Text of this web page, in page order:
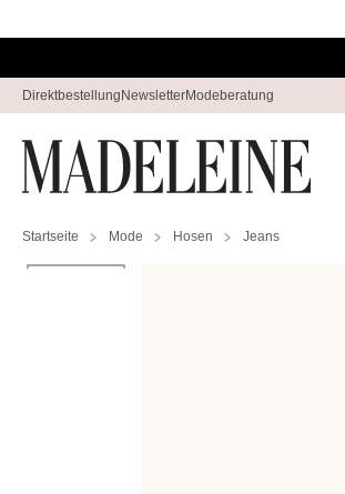
Direktbestellung NewsletterModeberatung
Startseite Mode Hosen Jeans